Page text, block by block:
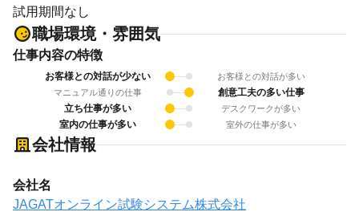
試用期間なし
職場環境・雰囲気
仕事内容の特徴
お客様との対話が少ない
お客様との対話が多い
マニュアル通りの仕事
創意工夫の多い仕事
立ち仕事が多い
デスクワークが多い
室内の仕事が多い 室外の仕事が多い
会社情報
会社名
JAGATオンライン試験システム株式会社